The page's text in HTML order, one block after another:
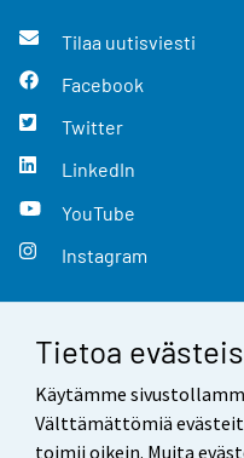
Tietoa
Käytämme
Välttämättömiä
toimii oikein. Muita
Tilaa uutisviesti
Facebook
Twitter
LinkedIn
YouTube
Instagram
Yhteystiedot
Palaute